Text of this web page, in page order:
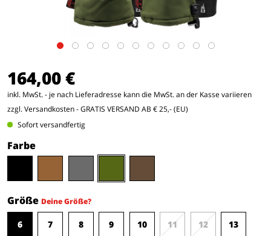
164,00 €
inkl. MwSt. - je nach Lieferadresse kann die MwSt. an der Kasse variieren
zzgl. Versandkosten- GRATIS VERSAND AB € 25,- (EU)
Sofort versandfertig
Farbe
Größe Deine Größe?
6 7 8 9 10 11 12 13